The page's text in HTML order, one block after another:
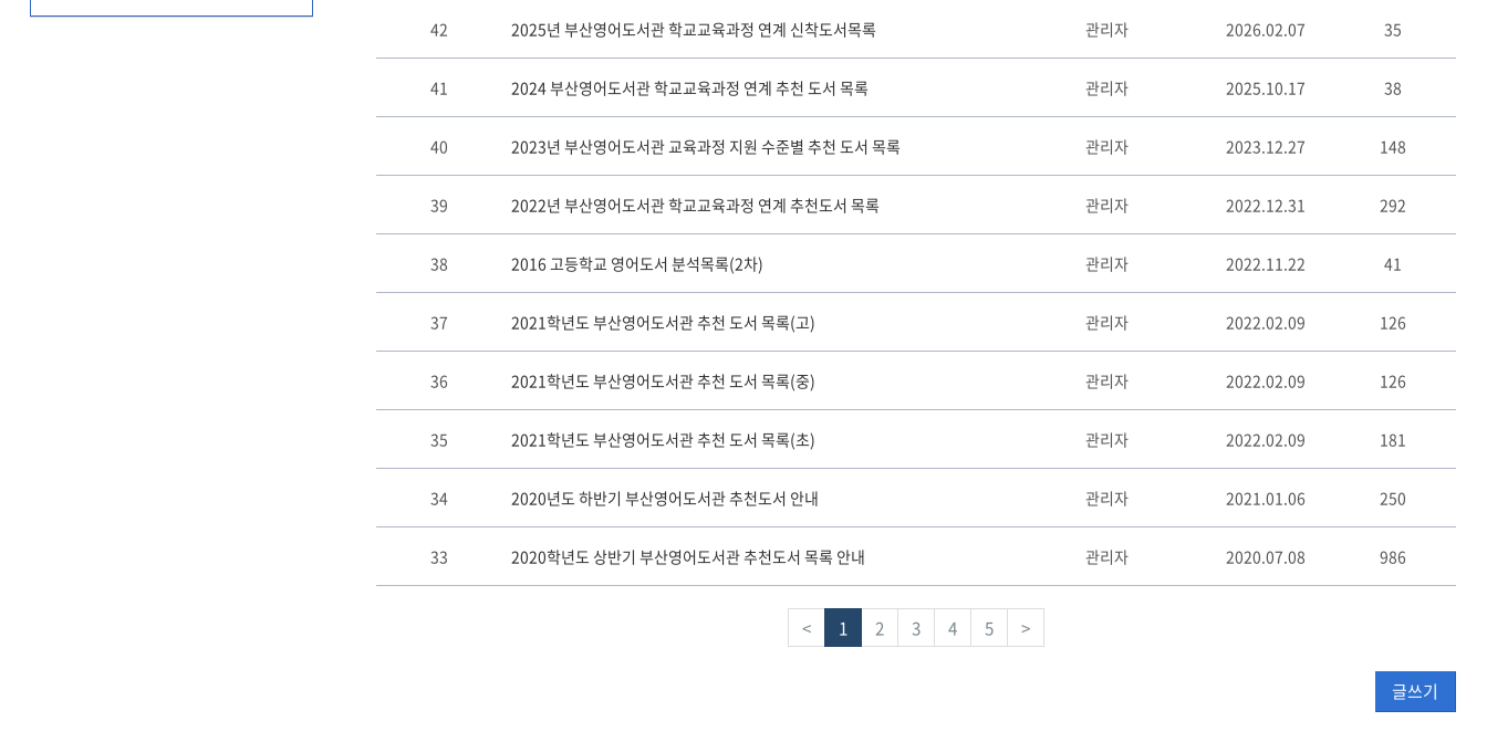
교
계
천
판
이
42 2025년 부산영어도서관 학교교육과정 연계 신착도서목록 관리자 2026.02.07 35
41 2024 부산영어도서관 학교교육과정 연계 추천 도서 목록 관리자 2025.10.17 38
40 2023년 부산영어도서관 교육과정 지원 수준별 추천 도서 목록 관리자 2023.12.27 148
39 2022년 부산영어도서관 학교교육과정 연계 추천도서 목록 관리자 2022.12.31 292
38 2016 고등학교 영어도서 분석목록(2차) 관리자 2022.11.22 41
37 2021학년도 부산영어도서관 추천 도서 목록(고) 관리자 2022.02.09 126
36 2021학년도 부산영어도서관 추천 도서 목록(중) 관리자 2022.02.09 126
35 2021학년도 부산영어도서관 추천 도서 목록(초) 관리자 2022.02.09 181
34 2020년도 하반기 부산영어도서관 추천도서 안내 관리자 2021.01.06 250
33 2020학년도 상반기 부산영어도서관 추천도서 목록 안내 관리자 2020.07.08 986
< 1 2 3 4 5 >
글쓰기